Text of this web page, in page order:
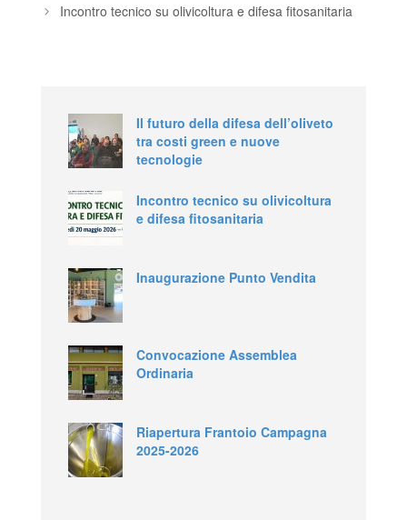
Incontro tecnico su olivicoltura e difesa fitosanitaria
Il futuro della difesa dell’oliveto
tra costi green e nuove
tecnologie
Incontro tecnico su olivicoltura
e difesa fitosanitaria
Inaugurazione Punto Vendita
Convocazione Assemblea
Ordinaria
Riapertura Frantoio Campagna
2025-2026